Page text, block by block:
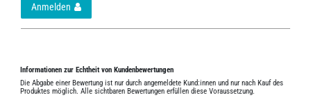
Anmelden
Informationen zur Echtheit von Kundenbewertungen
Die Abgabe einer Bewertung ist nur durch angemeldete Kund:innen und nur nach Kauf des
Produktes möglich. Alle sichtbaren Bewertungen erfüllen diese Voraussetzung.